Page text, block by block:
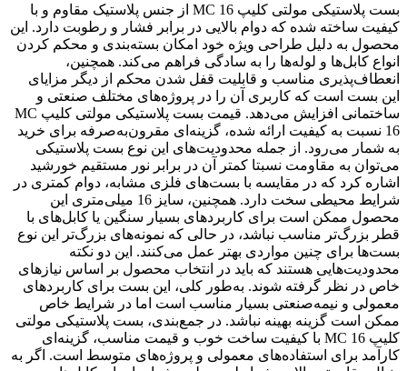
بست پلاستیکی مولتی کلیپ MC 16 از جنس پلاستیک مقاوم و با
کیفیت ساخته شده که دوام بالایی در برابر فشار و رطوبت دارد. این
محصول به دلیل طراحی ویژه خود امکان بسته‌بندی و محکم کردن
انواع کابل‌ها و لوله‌ها را به سادگی فراهم می‌کند. همچنین،
انعطاف‌پذیری مناسب و قابلیت قفل شدن محکم از دیگر مزایای
این بست است که کاربری آن را در پروژه‌های مختلف صنعتی و
ساختمانی افزایش می‌دهد. قیمت بست پلاستیکی مولتی کلیپ MC
16 نسبت به کیفیت ارائه شده، گزینه‌ای مقرون‌به‌صرفه برای خرید
به شمار می‌رود. از جمله محدودیت‌های این نوع بست پلاستیکی
می‌توان به مقاومت نسبتا کمتر آن در برابر نور مستقیم خورشید
اشاره کرد که در مقایسه با بست‌های فلزی مشابه، دوام کمتری در
شرایط محیطی سخت دارد. همچنین، سایز 16 میلی‌متری این
محصول ممکن است برای کاربردهای بسیار سنگین یا کابل‌های با
قطر بزرگ‌تر مناسب نباشد، در حالی که نمونه‌های بزرگ‌تر این نوع
بست‌ها برای چنین مواردی بهتر عمل می‌کنند. این دو نکته
محدودیت‌هایی هستند که باید در انتخاب محصول بر اساس نیازهای
خاص در نظر گرفته شوند. به‌طور کلی، این بست برای کاربردهای
معمولی و نیمه‌صنعتی بسیار مناسب است اما در شرایط خاص
ممکن است گزینه بهینه نباشد. در جمع‌بندی، بست پلاستیکی مولتی
کلیپ MC 16 با کیفیت ساخت خوب و قیمت مناسب، گزینه‌ای
کارآمد برای استفاده‌های معمولی و پروژه‌های متوسط است. اگر به